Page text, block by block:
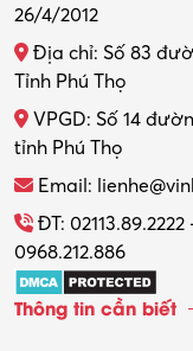
26/4/2012
Địa chỉ: Số 83
Tỉnh Phú Thọ
VPGD: Số 14
tỉnh Phú Thọ
Email:
ĐT:
0968.212.886
Thông tin cần biết